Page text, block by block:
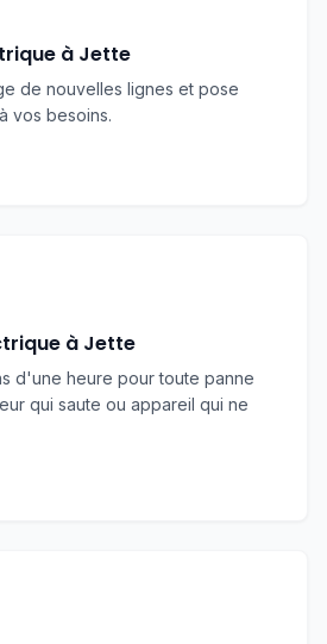
à Jette
de nouvelles lignes et pose
vos besoins.
à Jette
d'une heure pour toute panne
qui saute ou appareil qui ne